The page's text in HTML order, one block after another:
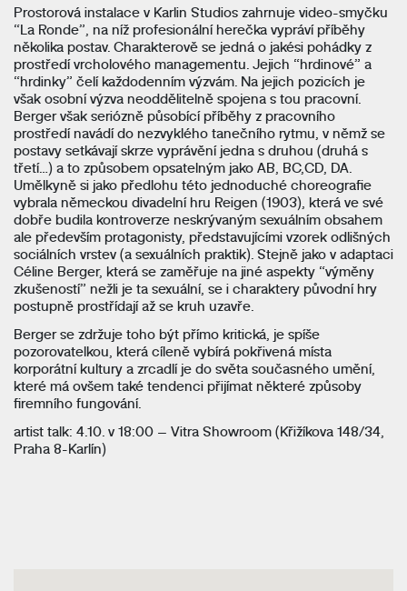
Prostorová instalace v Karlin Studios zahrnuje video-smyčku
“La Ronde”, na níž profesionální herečka vypráví příběhy
několika postav. Charakterově se jedná o jakési pohádky z
prostředí vrcholového managementu. Jejich “hrdinové” a
“hrdinky” čelí každodenním výzvám. Na jejich pozicích je
však osobní výzva neoddělitelně spojena s tou pracovní.
Berger však seriózně působící příběhy z pracovního
prostředí navádí do nezvyklého tanečního rytmu, v němž se
postavy setkávají skrze vyprávění jedna s druhou (druhá s
třetí…) a to způsobem opsatelným jako AB, BC,CD, DA.
Umělkyně si jako předlohu této jednoduché choreografie
vybrala německou divadelní hru Reigen (1903), která ve své
dobře budila kontroverze neskrývaným sexuálním obsahem
ale především protagonisty, představujícími vzorek odlišných
sociálních vrstev (a sexuálních praktik). Stejně jako v adaptaci
Céline Berger, která se zaměřuje na jiné aspekty “výměny
zkušeností” nežli je ta sexuální, se i charaktery původní hry
postupně prostřídají až se kruh uzavře.
Berger se zdržuje toho být přímo kritická, je spíše
pozorovatelkou, která cíleně vybírá pokřivená místa
korporátní kultury a zrcadlí je do světa současného umění,
které má ovšem také tendenci přijímat některé způsoby
firemního fungování.
artist talk: 4.10. v 18:00 – Vitra Showroom (Křižíkova 148/34,
Praha 8-Karlín)